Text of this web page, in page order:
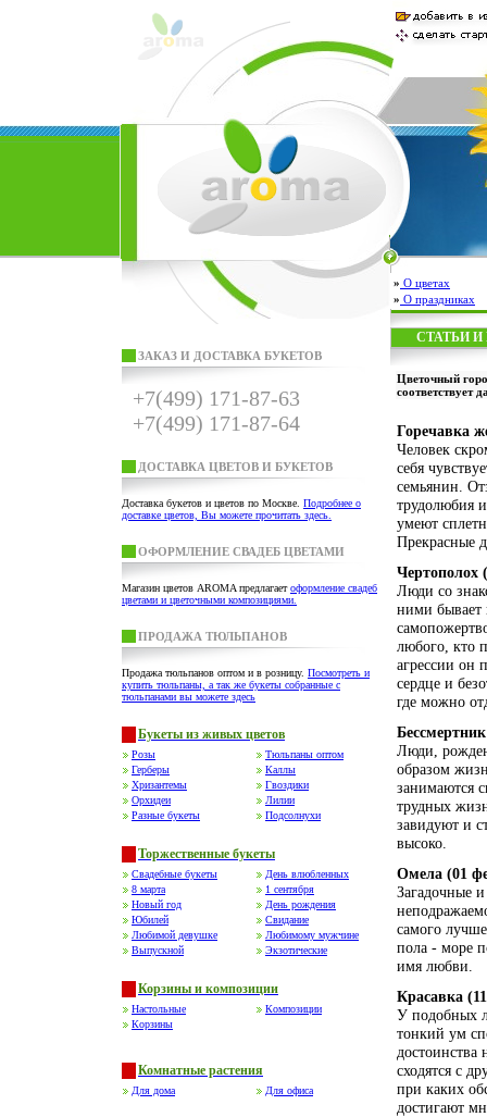
» О цветах
» О праздниках
ЗАКАЗ И ДОСТАВКА БУКЕТОВ
+7(499) 171-87-63
+7(499) 171-87-64
ДОСТАВКА ЦВЕТОВ И БУКЕТОВ
Доставка букетов и цветов по Москве. Подробнее о
доставке цветов, Вы можете прочитать здесь.
ОФОРМЛЕНИЕ СВАДЕБ ЦВЕТАМИ
Магазин цветов AROMA предлагаетоформление свадеб
цветами и цветочными композициями.
ПРОДАЖА ТЮЛЬПАНОВ
Продажа тюльпанов оптом и в розницу. Посмотреть и
купить тюльпаны, а так же букеты собранные с
тюльпанами вы можете здесь
Букеты из живых цветов
Розы
Тюльпаны оптом
Герберы
Каллы
Хризантемы
Гвоздики
Орхидеи
Лилии
Разные букеты
Подсолнухи
Торжественные букеты
Свадебные букеты
День влюбленных
8 марта
1 сентября
Новый год
День рождения
Юбилей
Свидание
Любимой девушке
Любимому мужчине
Выпускной
Экзотические
Корзины и композиции
Настольные
Композиции
Корзины
Комнатные растения
Для дома Для офиса
СТАТЬИ
Цветочный
соответствует
Горечавка
Человек
себя
семьянин.
трудолюбия
умеют
Прекрасные
Чертополох
Люди со
ними бывает
любого, кто
агрессии он
сердце и
где можно
Люди,
образом
занимаются
трудных
завидуют и
высоко.
Омела (01
Загадочные
самого
пола - море
имя любви.
Красавка
У подобных
тонкий ум
достоинства
сходятся с
при каких
достигают